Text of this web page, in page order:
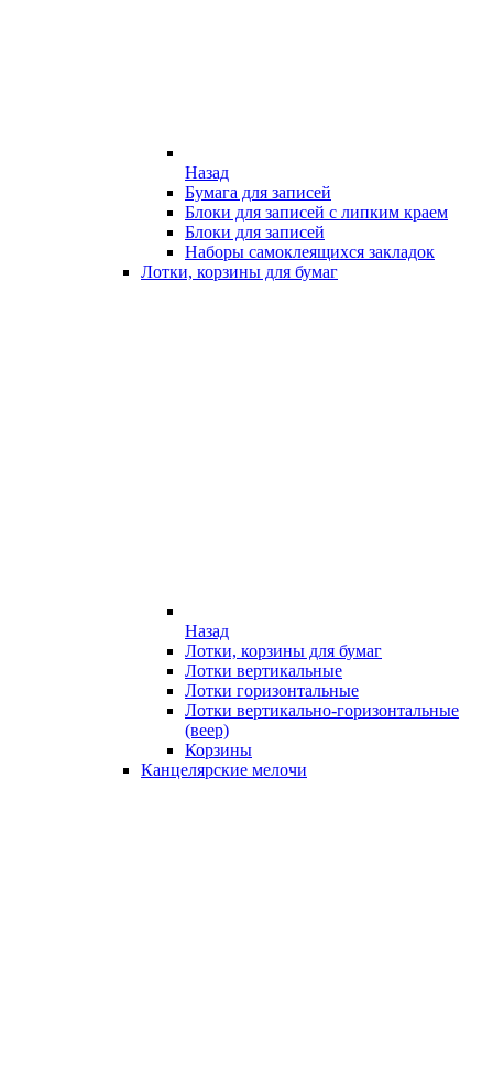
Назад
Бумага для записей
Блоки для записей с липким краем
Блоки для записей
Наборы самоклеящихся закладок
Лотки, корзины для бумаг
Назад
Лотки, корзины для бумаг
Лотки вертикальные
Лотки горизонтальные
Лотки вертикально-горизонтальные
(веер)
Корзины
Канцелярские мелочи